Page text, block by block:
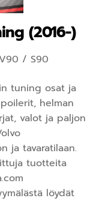
(2016-)
/ S90
tuning osat ja
helman
valot ja paljon
ja tavaratilaan.
tuotteita
löydät